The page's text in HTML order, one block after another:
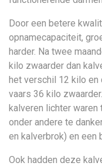
Door een betere
opnamecapaciteit,
harder. Na twee
kilo zwaarder dan
het verschil 12 kilo en
vaars 36 kilo
kalveren lichter
onder andere te
en kalverbrok) en een
Ook hadden deze